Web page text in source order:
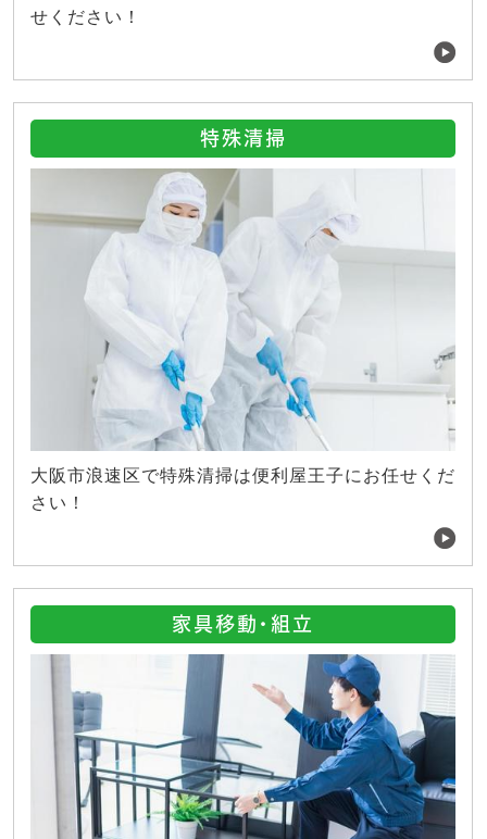
せください！
特殊清掃
大阪市浪速区で特殊清掃は便利屋王子にお任せくだ
さい！
家具移動・組立